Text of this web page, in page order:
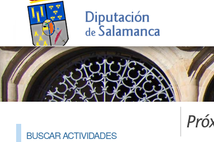
BUSCAR ACTIVIDADES